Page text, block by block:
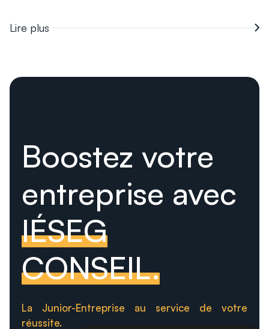
Lire plus
Boostez votre
entreprise avec
IÉSEG
CONSEIL.
La Junior-Entreprise au service de votre
réussite.